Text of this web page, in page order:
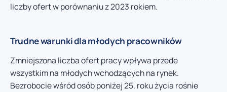
liczby ofert w porównaniu z 2023 rokiem.
Trudne warunki dla młodych pracowników
Zmniejszona liczba ofert pracy wpływa przede
wszystkim na młodych wchodzących na rynek.
Bezrobocie wśród osób poniżej 25. roku życia rośnie